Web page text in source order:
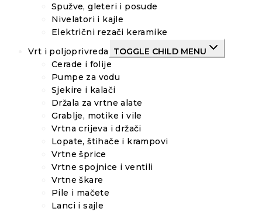
Spužve, gleteri i posude
Nivelatori i kajle
Električni rezači keramike
Vrt i poljoprivreda
TOGGLE CHILD MENU
Cerade i folije
Pumpe za vodu
Sjekire i kalači
Držala za vrtne alate
Grablje, motike i vile
Vrtna crijeva i držači
Lopate, štihače i krampovi
Vrtne šprice
Vrtne spojnice i ventili
Vrtne škare
Pile i mačete
Lanci i sajle